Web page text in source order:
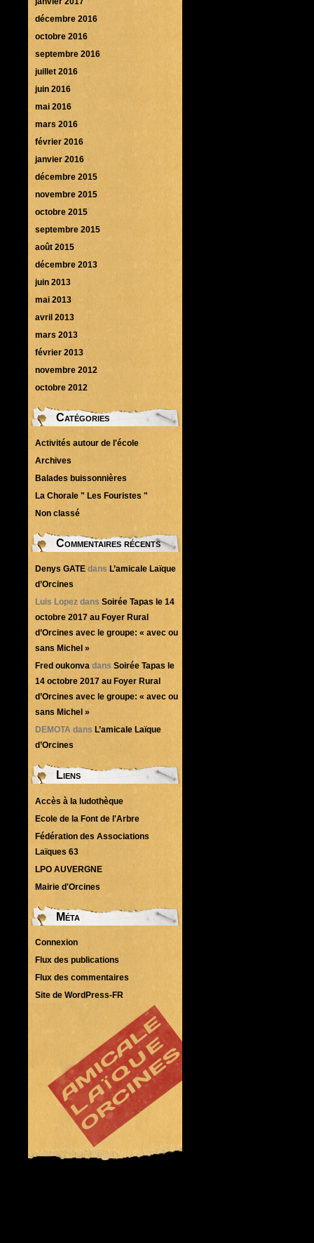
décembre 2016
octobre 2016
septembre 2016
juillet 2016
juin 2016
mai 2016
mars 2016
février 2016
janvier 2016
décembre 2015
novembre 2015
octobre 2015
septembre 2015
août 2015
décembre 2013
juin 2013
mai 2013
avril 2013
mars 2013
février 2013
novembre 2012
octobre 2012
Catégories
Activités autour de l'école
Archives
Balades buissonnières
La Chorale " Les Fouristes "
Non classé
Commentaires récents
Denys GATE dans L’amicale Laïque
d’Orcines
Luis Lopez dans Soirée Tapas le 14
octobre 2017 au Foyer Rural
d’Orcines avec le groupe: « avec ou
sans Michel »
Fred oukonva dans Soirée Tapas le
14 octobre 2017 au Foyer Rural
d’Orcines avec le groupe: « avec ou
sans Michel »
DEMOTA dans L’amicale Laïque
d’Orcines
Liens
Accès à la ludothèque
Ecole de la Font de l'Arbre
Fédération des Associations
Laïques 63
LPO AUVERGNE
Mairie d'Orcines
Méta
Connexion
Flux des publications
Flux des commentaires
Site de WordPress-FR